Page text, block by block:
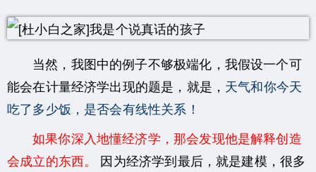
当然，我图中的例子不够极端化，我假设一个可
能会在计量经济学出现的题是，就是， 天气和你今天
吃了多少饭，是否会有线性关系！
如果你深入地懂经济学，那会发现他是解释创造
会成立的东西。
因为经济学到最后，就是建模，很多